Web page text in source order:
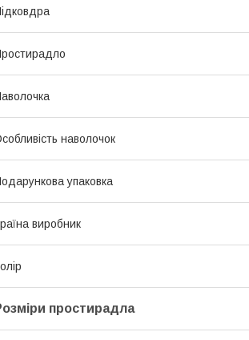
наволочок
упаковка
виробник
простирадла